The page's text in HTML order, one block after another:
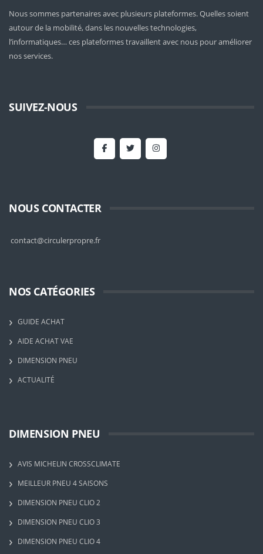
Nous sommes partenaires avec plusieurs plateformes. Quelles soient
autour de la mobilité, dans les nouvelles technologies,
l’informatiques… ces plateformes travaillent avec nous pour améliorer
nos services.
SUIVEZ-NOUS
NOUS CONTACTER
contact@circulerpropre.fr
NOS CATÉGORIES
GUIDE ACHAT
AIDE ACHAT VAE
DIMENSION PNEU
ACTUALITÉ
DIMENSION PNEU
AVIS MICHELIN CROSSCLIMATE
MEILLEUR PNEU 4 SAISONS
DIMENSION PNEU CLIO 2
DIMENSION PNEU CLIO 3
DIMENSION PNEU CLIO 4